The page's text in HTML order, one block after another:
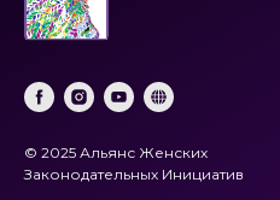
© 2025 Альянс Женских
Законодательных Инициатив